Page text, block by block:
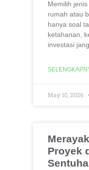
Memilih
rumah atau
hanya soal
ketahanan,
investasi
May 10, 2026
Proyek